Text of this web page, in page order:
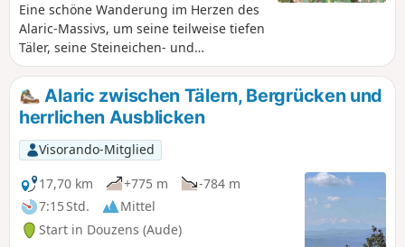
Eine schöne Wanderung im Herzen des
Alaric-Massivs, um seine teilweise tiefen
Täler, seine Steineichen- und
Schwarzkiefernwälder zu entdecken.
Der Legende nach gab der westgotische
König Alarich, der auf der Durchreise in
der Region war, dem Berg seinen
Namen. Manche sagen, dass sein
Schatz hier versteckt ist. Von seinem
Gipfel aus kann man bei klarem Wetter
die gesamte Ebene der Aude, die
Corbières, die östlichen Pyrenäen und
das Mittelmeer überblicken.
Alaric zwischen Tälern, Bergrücken und
herrlichen Ausblicken
Visorando-Mitglied
17,70 km
+775 m
-784 m
7:15 Std.
Mittel
Start in Douzens (Aude)